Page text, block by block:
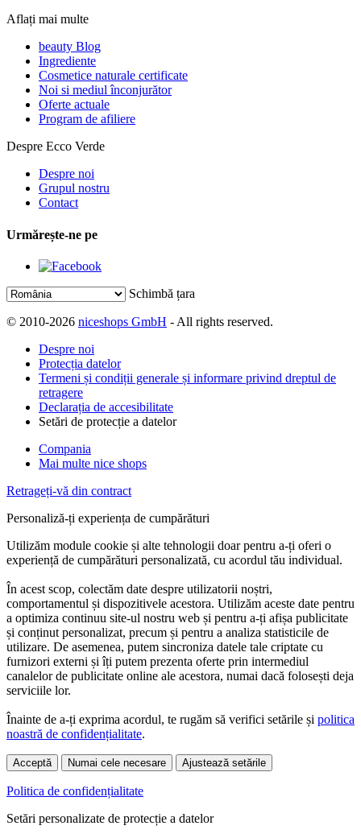
Aflați mai multe
beauty Blog
Ingrediente
Cosmetice naturale certificate
Noi si mediul înconjurător
Oferte actuale
Program de afiliere
Despre Ecco Verde
Despre noi
Grupul nostru
Contact
Urmărește-ne pe
Schimbă țara
© 2010-2026 niceshops GmbH - All rights reserved.
Despre noi
Protecția datelor
Termeni și condiții generale și informare privind dreptul de
retragere
Declarația de accesibilitate
Setări de protecție a datelor
Compania
Mai multe nice shops
Retrageți-vă din contract
Personaliză-ți experiența de cumpărături
Utilizăm module cookie și alte tehnologii doar pentru a-ți oferi o
experiență de cumpărături personalizată, cu acordul tău individual.
În acest scop, colectăm date despre utilizatorii noștri,
comportamentul și dispozitivele acestora. Utilizăm aceste date pentru
a optimiza continuu site-ul nostru web și pentru a-ți afișa publicitate
și conținut personalizat, precum și pentru a analiza statisticile de
utilizare. De asemenea, putem sincroniza datele tale criptate cu
furnizori externi și îți putem prezenta oferte prin intermediul
canalelor de publicitate online ale acestora, numai dacă folosești deja
serviciile lor.
Înainte de a-ți exprima acordul, te rugăm să verifici setările și politica
noastră de confidențialitate.
Acceptă Numai cele necesare Ajustează setările
Politica de confidențialitate
Setări personalizate de protecție a datelor